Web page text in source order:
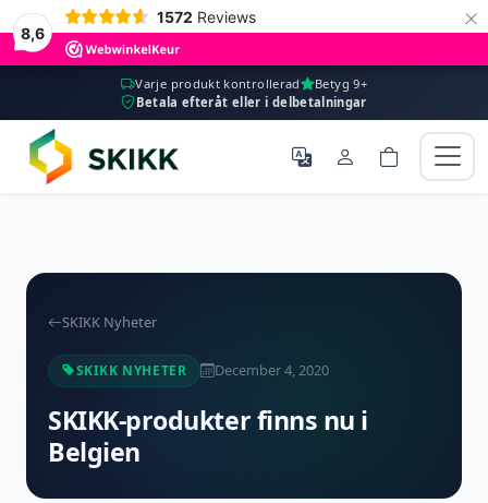
8,6
1572 Reviews ×
Varje produkt kontrollerad
Betyg 9+
Betala efteråt eller i delbetalningar
SKIKK Nyheter
SKIKK NYHETER December 4, 2020
SKIKK-produkter finns nu i
Belgien